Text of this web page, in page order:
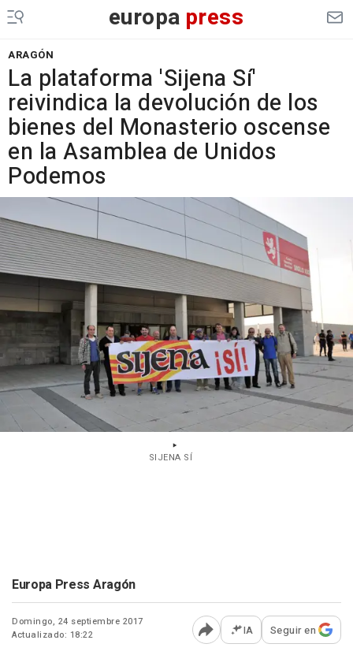
europa press
ARAGÓN
La plataforma 'Sijena Sí'
reivindica la devolución de los
bienes del Monasterio oscense
en la Asamblea de Unidos
Podemos
SIJENA SÍ
Europa Press Aragón
Domingo, 24 septiembre 2017
Actualizado: 18:22
Abrir opciones para
IA Seguir en